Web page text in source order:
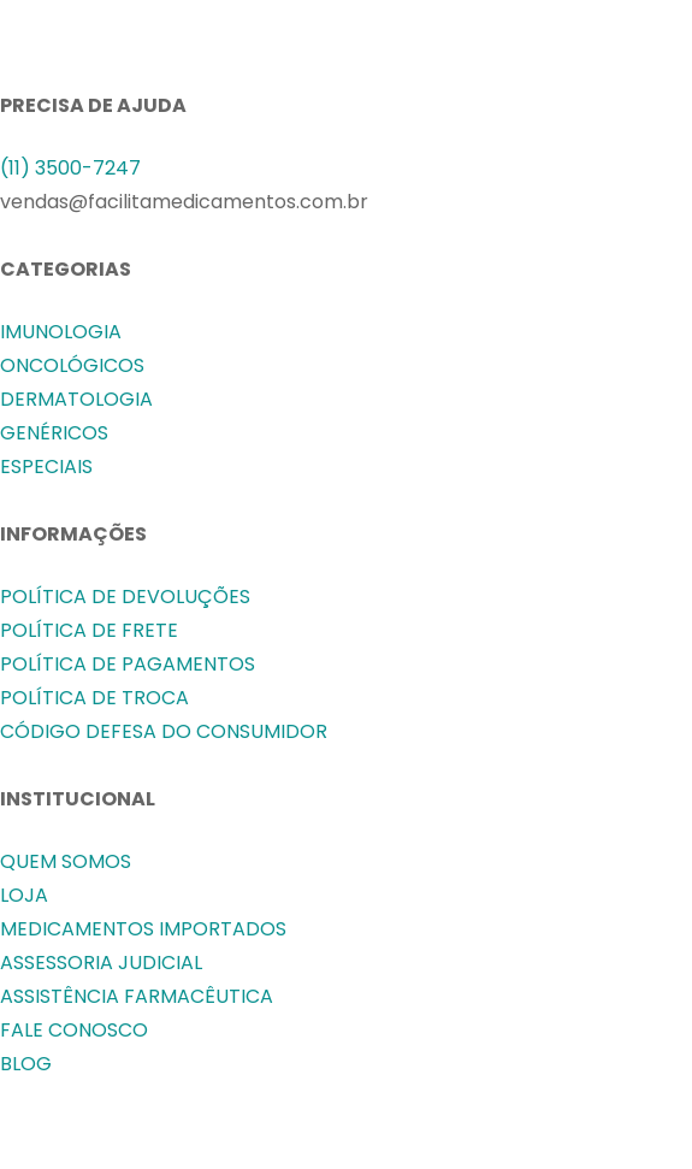
PRECISA DE AJUDA
(11) 3500-7247
vendas@facilitamedicamentos.com.br
CATEGORIAS
IMUNOLOGIA
ONCOLÓGICOS
DERMATOLOGIA
GENÉRICOS
ESPECIAIS
INFORMAÇÕES
POLÍTICA DE DEVOLUÇÕES
POLÍTICA DE FRETE
POLÍTICA DE PAGAMENTOS
POLÍTICA DE TROCA
CÓDIGO DEFESA DO CONSUMIDOR
INSTITUCIONAL
QUEM SOMOS
LOJA
MEDICAMENTOS IMPORTADOS
ASSESSORIA JUDICIAL
ASSISTÊNCIA FARMACÊUTICA
FALE CONOSCO
BLOG